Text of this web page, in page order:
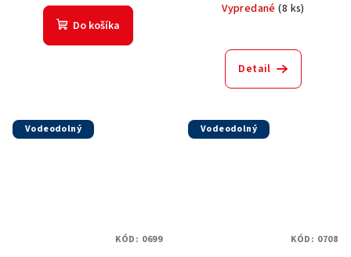
Do košíka
Vypredané(8 ks)
Detail
Vodeodolný
KÓD: 0699
Vodeodolný
KÓD: 0708